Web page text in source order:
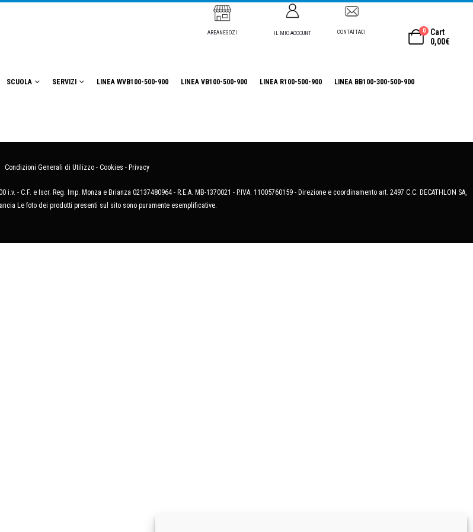
AREANEGOZI IL MIO ACCOUNT CONTATTACI 0
Cart
0,00€
SCUOLA SERVIZI LINEA WVB100-500-900 LINEA VB100-500-900 LINEA R100-500-900 LINEA BB100-300-500-900
Condizioni Generali di Utilizzo - Cookies - Privacy
- C.F. e Iscr. Reg. Imp. Monza e Brianza 02137480964 - R.E.A. MB-1370021 - P.IVA. 11005760159 - Direzione e coordinamento art. 2497 C.C. DECATHLON SA,
Le foto dei prodotti presenti sul sito sono puramente esemplificative.